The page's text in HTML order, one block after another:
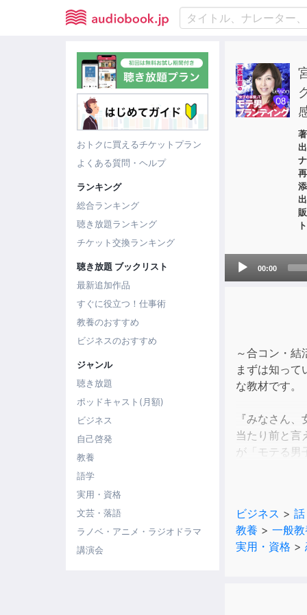
おトクに買えるチケットプラン
よくある質問・ヘルプ
ランキング
総合ランキング
聴き放題ランキング
チケット交換ランキング
聴き放題 ブックリスト
最新追加作品
すぐに役立つ！仕事術
教養のおすすめ
ビジネスのおすすめ
ジャンル
聴き放題
ポッドキャスト(月額)
ビジネス
自己啓発
教養
語学
実用・資格
文芸・落語
ラノベ・アニメ・ラジオドラマ
講演会
Audio
00:00
～合コン・結
まずは知っ
な教材です。
『みなさん
当たり前と言
が「モテる男
する」方法
のはもちろん
「女子の本音
ビジネス >
教養 > 一般
実用・資格 >